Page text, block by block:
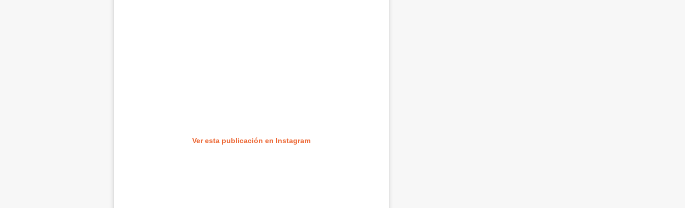
Ver esta publicación en Instagram